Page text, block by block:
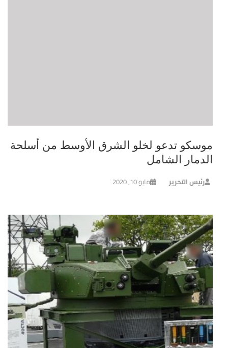
موسكو تدعو لخلو الشرق الأوسط من أسلحة
الدمار الشامل
رئيس التحرير مايو 10, 2020